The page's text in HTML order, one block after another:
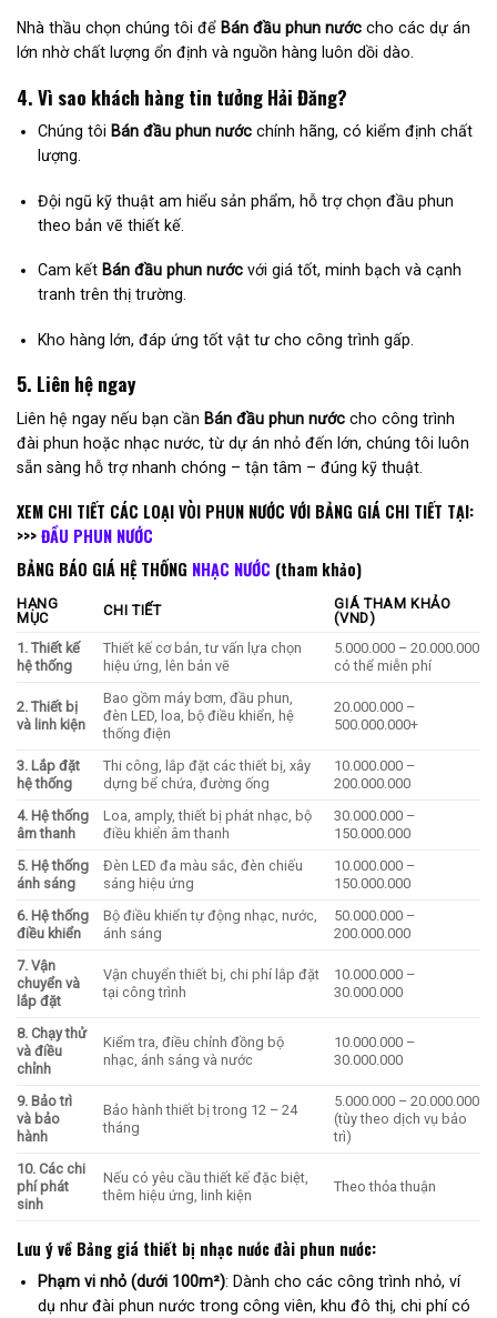
Nhà thầu chọn chúng tôi để Bán đầu phun nước cho các dự án
lớn nhờ chất lượng ổn định và nguồn hàng luôn dồi dào.
4. Vì sao khách hàng tin tưởng Hải Đăng?
Chúng tôi Bán đầu phun nướcchính hãng, có kiểm định chất
lượng.
Đội ngũ kỹ thuật am hiểu sản phẩm, hỗ trợ chọn đầu phun
theo bản vẽ thiết kế.
Cam kết Bán đầu phun nướcvới giá tốt, minh bạch và cạnh
tranh trên thị trường.
Kho hàng lớn, đáp ứng tốt vật tư cho công trình gấp.
5. Liên hệ ngay
Liên hệ ngay nếu bạn cần Bán đầu phun nước cho công trình
đài phun hoặc nhạc nước, từ dự án nhỏ đến lớn, chúng tôi luôn
sẵn sàng hỗ trợ nhanh chóng – tận tâm – đúng kỹ thuật.
XEM CHI TIẾT CÁC LOẠI VÒI PHUN NƯỚC VỚI BẢNG GIÁ CHI TIẾT TẠI:
>>>ĐẦU PHUN NƯỚC
BẢNG BÁO GIÁ HỆ THỐNG NHẠC NƯỚC (tham khảo)
HẠNG
MỤC
CHI TIẾT
GIÁ THAM KHẢO
(VND)
1. Thiết kế
hệ thống
Thiết kế cơ bản, tư vấn lựa chọn
hiệu ứng, lên bản vẽ
5.000.000 – 20.000.000
có thể miễn phí
2. Thiết bị
và linh kiện
Bao gồm máy bơm, đầu phun,
đèn LED, loa, bộ điều khiển, hệ
thống điện
20.000.000 –
500.000.000+
3. Lắp đặt
hệ thống
Thi công, lắp đặt các thiết bị, xây
dựng bể chứa, đường ống
10.000.000 –
200.000.000
4. Hệ thống
âm thanh
Loa, amply, thiết bị phát nhạc, bộ
điều khiển âm thanh
30.000.000 –
150.000.000
5. Hệ thống
ánh sáng
Đèn LED đa màu sắc, đèn chiếu
sáng hiệu ứng
10.000.000 –
150.000.000
6. Hệ thống
điều khiển
Bộ điều khiển tự động nhạc, nước,
ánh sáng
50.000.000 –
200.000.000
7. Vận
chuyển và
lắp đặt
Vận chuyển thiết bị, chi phí lắp đặt
tại công trình
10.000.000 –
30.000.000
8. Chạy thử
và điều
chỉnh
Kiểm tra, điều chỉnh đồng bộ
nhạc, ánh sáng và nước
10.000.000 –
30.000.000
9. Bảo trì
và bảo
hành
Bảo hành thiết bị trong 12 – 24
tháng
5.000.000 – 20.000.000
(tùy theo dịch vụ bảo
trì)
10. Các chi
phí phát
sinh
Nếu có yêu cầu thiết kế đặc biệt,
thêm hiệu ứng, linh kiện
Theo thỏa thuận
Lưu ý về Bảng giá thiết bị nhạc nước đài phun nước:
Phạm vi nhỏ (dưới 100m²): Dành cho các công trình nhỏ, ví
dụ như đài phun nước trong công viên, khu đô thị, chi phí có